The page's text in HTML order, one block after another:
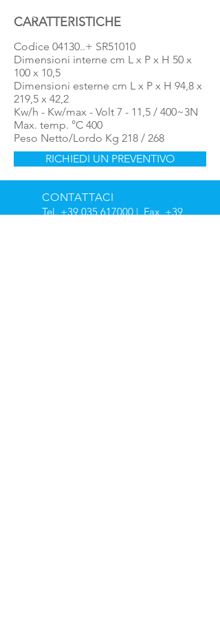
CARATTERISTICHE
Codice 04130..+ SR51010
Dimensioni interne cm L x P x H 50 x
100 x 10,5
Dimensioni esterne cm L x P x H 94,8 x
219,5 x 42,2
Kw/h - Kw/max - Volt 7 - 11,5 / 400~3N
Max. temp. °C 400
Peso Netto/Lordo Kg 218 / 268
RICHIEDI UN PREVENTIVO
CONTATTACI
Tel.+39 035 617000| Fax.+39